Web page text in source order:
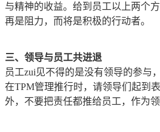
与精神的收益。给到员工以上两个
再是阻力，而将是积极的行动者。
三、领导与员工共进退
员工zui见不得的是没有领导的参与
在TPM管理推行时，请领导们起到
外，不要把责任都推给员工，作为